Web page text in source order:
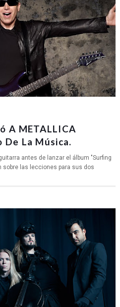
A METALLICA
De La Música.
antes de lanzar el álbum "Surfing
sobre las lecciones para sus dos